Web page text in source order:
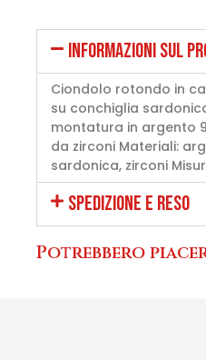
INFORMAZIONI SUL
Ciondolo rotondo in
su conchiglia
montatura in argento
da zirconi Materiali:
sardonica, zirconi
SPEDIZIONE E RESO
Potrebbero